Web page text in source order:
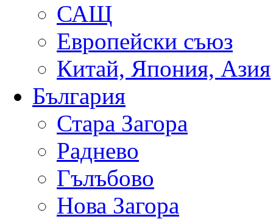
САЩ
Европейски съюз
Китай, Япония, Азия
България
Стара Загора
Раднево
Гълъбово
Нова Загора